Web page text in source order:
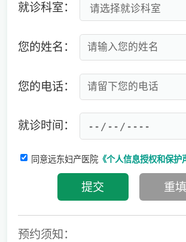
就诊科室：
您的姓名：
您的电话：
就诊时间：
同意远东妇产医院《个人信息授权和保护
预约须知：